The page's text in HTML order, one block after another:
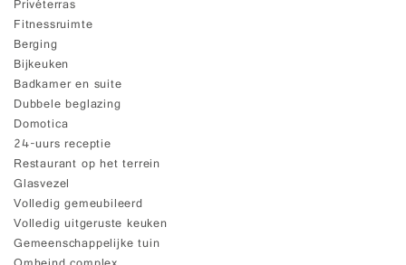
Privéterras
Fitnessruimte
Berging
Bijkeuken
Badkamer en suite
Dubbele beglazing
Domotica
24-uurs receptie
Restaurant op het terrein
Glasvezel
Volledig gemeubileerd
Volledig uitgeruste keuken
Gemeenschappelijke tuin